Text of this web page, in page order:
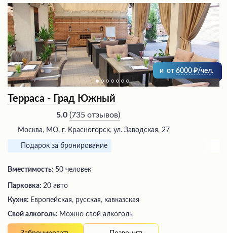
и от 6000 /чел.
Терраса - Град Южный
5.0 (735 отзывов)
Москва, МО, г. Красногорск, ул. Заводская, 27
Подарок за бронирование
Вместимость: 50 человек
Парковка: 20 авто
Кухня: Европейская, русская, кавказская
Свой алкоголь: Можно свой алкоголь